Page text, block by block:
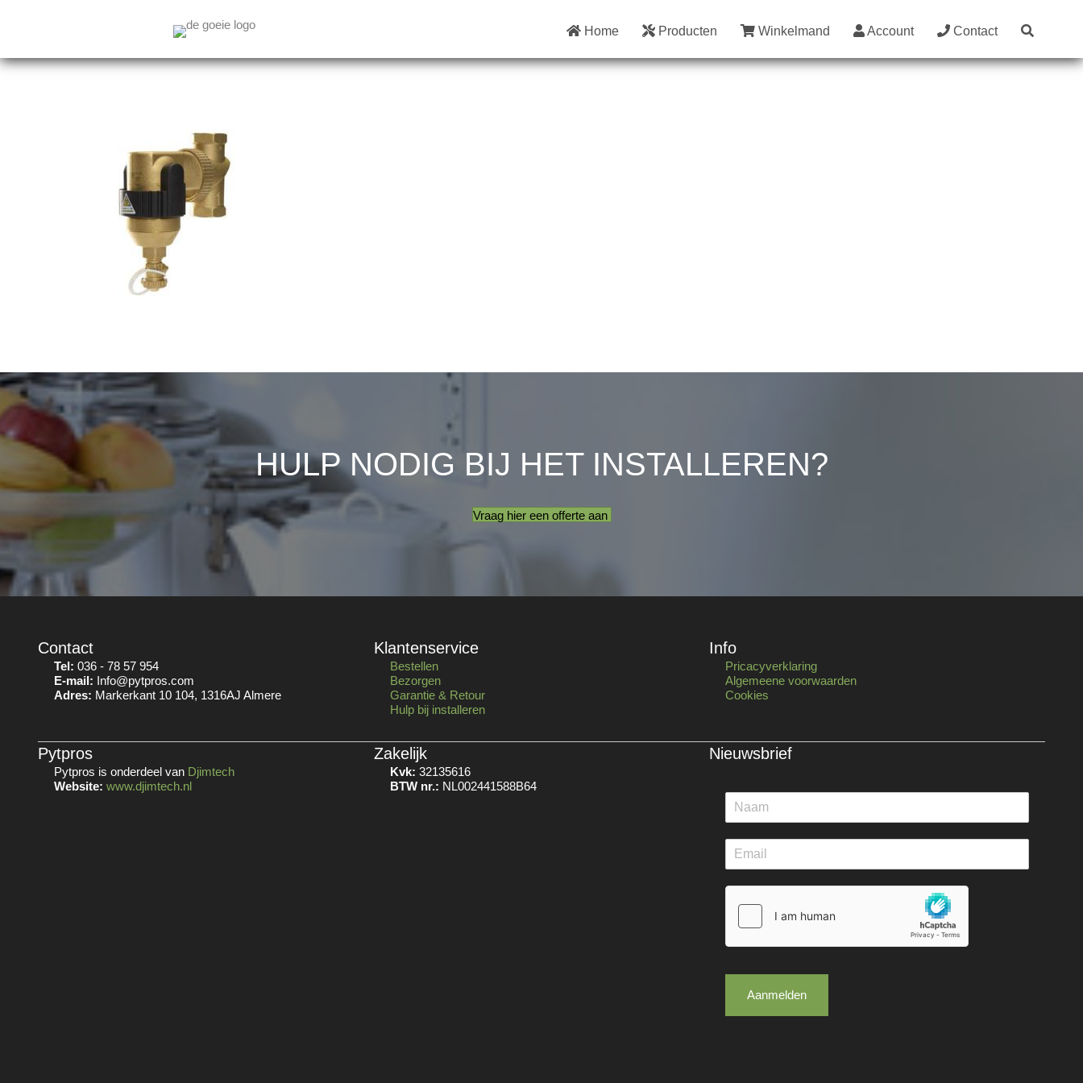
Home Producten Winkelmand Account Contact
HULP NODIG BIJ HET INSTALLEREN?
Vraag hier een offerte aan
Contact
Tel: 036 - 78 57 954
E-mail: Info@pytpros.com
Adres: Markerkant 10 104, 1316AJ Almere
Klantenservice
Bestellen
Bezorgen
Garantie & Retour
Hulp bij installeren
Info
Pricacyverklaring
Algemeene voorwaarden
Cookies
Pytpros
Pytpros is onderdeel van Djimtech
Website: www.djimtech.nl
Zakelijk
Kvk: 32135616
BTW nr.: NL002441588B64
Nieuwsbrief
Aanmelden